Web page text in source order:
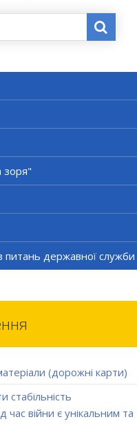
зоря"
питань державної служби
(дорожні карти)
стабільність
час війни є унікальним та